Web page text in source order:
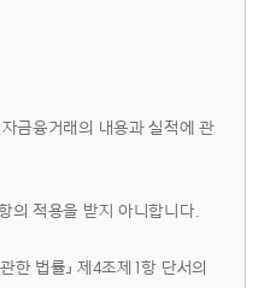
금융거래의 내용과 실적에 관
의 적용을 받지 아니합니다.
한 법률」 제4조제1항 단서의